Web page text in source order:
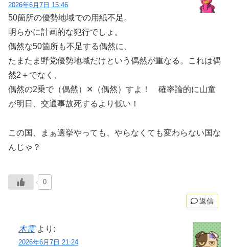
2026年6月7日 15:46
50箇所の優勢地域での用紙不足。
明らかに計画的な犯行でしょ。
偶然な50箇所も不足する偶然に、
たまたま野党優勢地域だけという偶然が重なる。これは偶
然2＋でなく、
偶然の2乗で（偶然）✕（偶然）すよ！ 確率論的に山童
が明日、交通事故死するより低い！
この国、まぁ選挙やっても、やらなくても変わらない国な
んじゃ？
0
返信
木霊 より:
2026年6月7日 21:24